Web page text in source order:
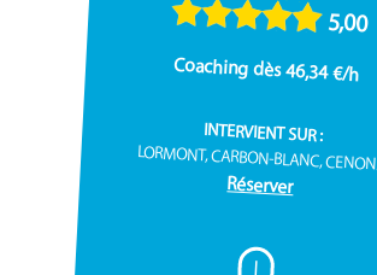
5,00
Coaching dès 46,34 €/h
INTERVIENT SUR :
LORMONT, CARBON-BLANC, CENON...
Réserver
I